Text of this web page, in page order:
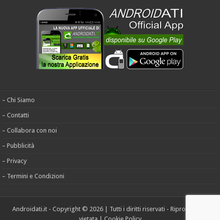
– Chi Siamo
– Contatti
– Collabora con noi
– Pubblicità
– Privacy
– Termini e Condizioni
Androidati.it - Copyright © 2026 | Tutti i diritti riservati - Riproduzione